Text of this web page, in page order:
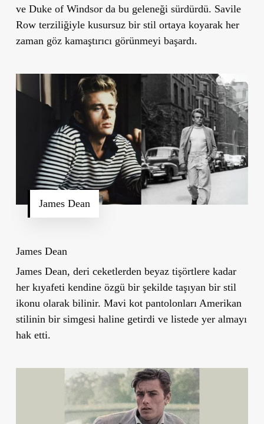
ve Duke of Windsor da bu geleneği sürdürdü. Savile
Row terziliğiyle kusursuz bir stil ortaya koyarak her
zaman göz kamaştırıcı görünmeyi başardı.
James Dean
James Dean
James Dean, deri ceketlerden beyaz tişörtlere kadar
her kıyafeti kendine özgü bir şekilde taşıyan bir stil
ikonu olarak bilinir. Mavi kot pantolonları Amerikan
stilinin bir simgesi haline getirdi ve listede yer almayı
hak etti.